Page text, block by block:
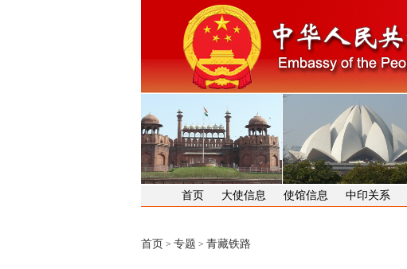
首页 大使信息 使馆信息 中印关系
首页 > 专题 > 青藏铁路